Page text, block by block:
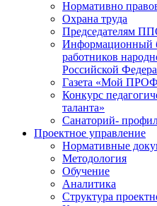
Нормативно
Охрана труда
Председателям
Информационный
работников
Российской
Газета «Мой
Конкурс
таланта»
Санаторий-
Проектное управление
Нормативные
Методология
Обучение
Аналитика
Структура